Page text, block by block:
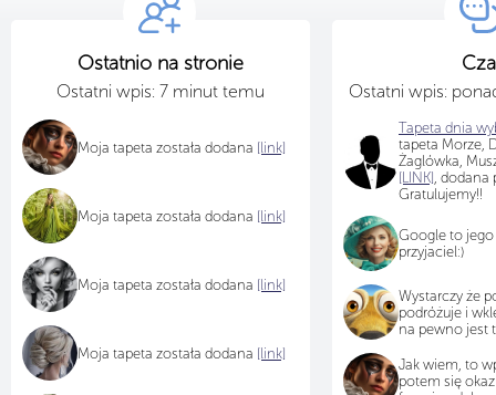
Ostatnio na stronie
Ostatni wpis: 7 minut temu
Moja tapeta została dodana [link]
Moja tapeta została dodana [link]
Moja tapeta została dodana [link]
Moja tapeta została dodana [link]
Ostatni wpis:
Tapeta dnia
tapeta Morze,
Żaglówka,
[LINK] , dodana
Gratulujemy!!
Google to jego
przyjaciel:)
Wystarczy że
podróżuje i
na pewno jest
Jak wiem, to
potem się